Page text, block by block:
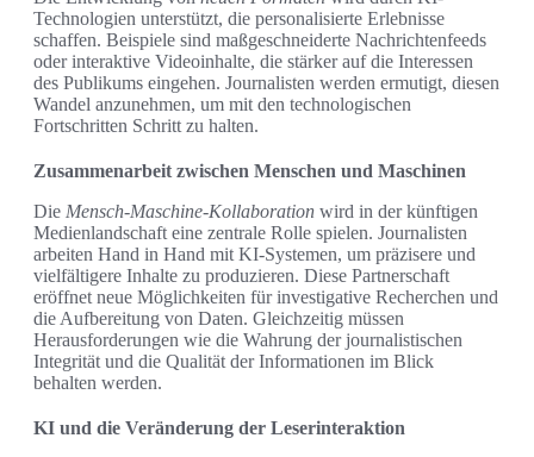
Technologien unterstützt, die personalisierte Erlebnisse
schaffen. Beispiele sind maßgeschneiderte Nachrichtenfeeds
oder interaktive Videoinhalte, die stärker auf die Interessen
des Publikums eingehen. Journalisten werden ermutigt, diesen
Wandel anzunehmen, um mit den technologischen
Fortschritten Schritt zu halten.
Zusammenarbeit zwischen Menschen und Maschinen
Die Mensch-Maschine-Kollaboration wird in der künftigen
Medienlandschaft eine zentrale Rolle spielen. Journalisten
arbeiten Hand in Hand mit KI-Systemen, um präzisere und
vielfältigere Inhalte zu produzieren. Diese Partnerschaft
eröffnet neue Möglichkeiten für investigative Recherchen und
die Aufbereitung von Daten. Gleichzeitig müssen
Herausforderungen wie die Wahrung der journalistischen
Integrität und die Qualität der Informationen im Blick
behalten werden.
KI und die Veränderung der Leserinteraktion